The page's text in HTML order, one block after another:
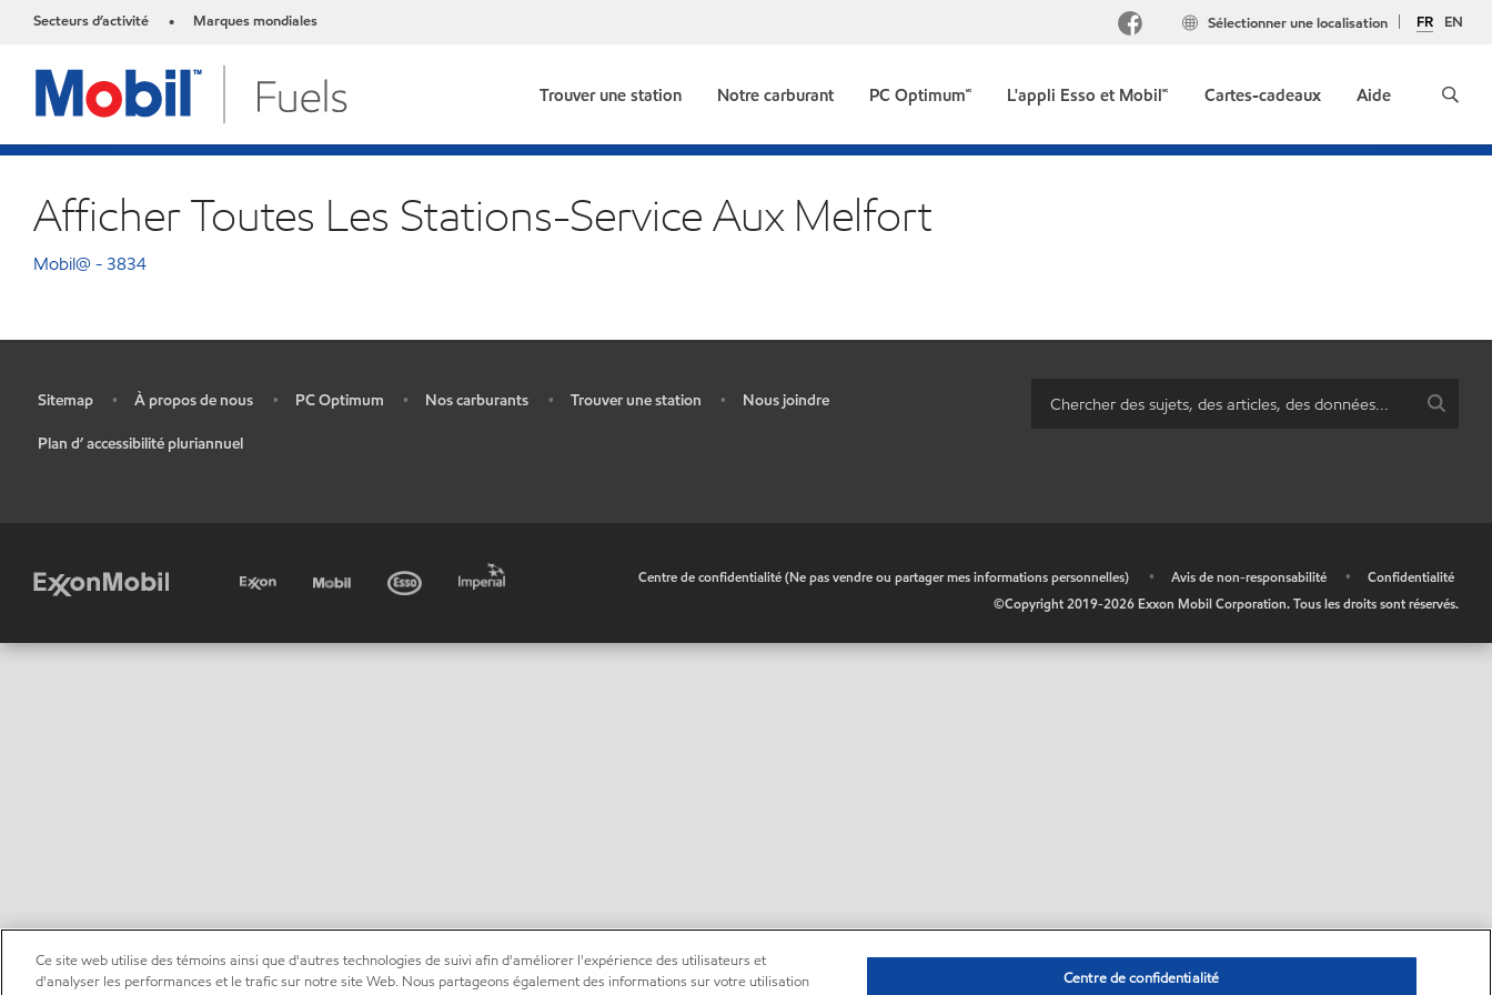
Secteurs d’activité • Marques mondiales FR EN
Sélectionner une localisation
Trouver une station Notre carburant PC Optimum🅪 L'appli Esso et Mobil🅪 Cartes-cadeaux Aide
Afficher Toutes Les Stations-Service Aux Melfort
Mobil@ - 3834
Sitemap • À propos de nous • PC Optimum • Nos carburants • Trouver une station • Nous joindre
Plan d’ accessibilité pluriannuel
Centre de confidentialité (Ne pas vendre ou partager mes informations personnelles) • Avis de non-responsabilité •
Confidentialité
©Copyright 2019-2026 Exxon Mobil Corporation. Tous les droits sont réservés.
Ce site web utilise des témoins ainsi que d'autres technologies de suivi afin d'améliorer l'expérience des utilisateurs et
d'analyser les performances et le trafic sur notre site Web. Nous partageons également des informations sur votre utilisation
Centre de confidentialité